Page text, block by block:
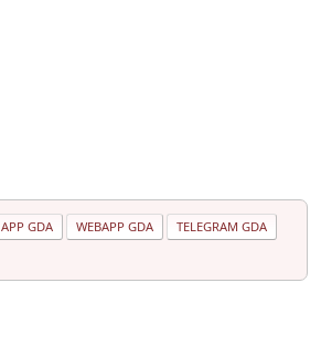
APP GDA WEBAPP GDA
TELEGRAM GDA